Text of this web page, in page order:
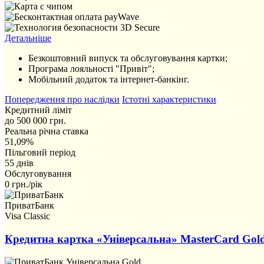
Детальніше
Безкоштовний випуск та обслуговування картки;
Програма лояльності "Привіт";
Мобільний додаток та інтернет-банкінг.
Попередження про наслідки Істотні характеристики
Кредитний ліміт
до 500 000 грн.
Реальна річна ставка
51,09%
Пільговий період
55 днів
Обслуговування
0 грн./рік
ПриватБанк
Visa Classic
Кредитна картка «Універсальна» MasterCard